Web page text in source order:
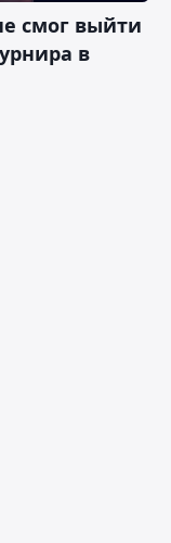
смог выйти
в